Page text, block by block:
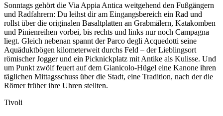
Sonntags gehört die Via Appia Antica weitgehend den Fußgängern
und Radfahrern: Du leihst dir am Eingangsbereich ein Rad und
rollst über die originalen Basaltplatten an Grabmälern, Katakomben
und Pinienreihen vorbei, bis rechts und links nur noch Campagna
liegt. Gleich nebenan spannt der Parco degli Acquedotti seine
Aquäduktbögen kilometerweit durchs Feld – der Lieblingsort
römischer Jogger und ein Picknickplatz mit Antike als Kulisse. Und
um Punkt zwölf feuert auf dem Gianicolo-Hügel eine Kanone ihren
täglichen Mittagsschuss über die Stadt, eine Tradition, nach der die
Römer früher ihre Uhren stellten.
Tivoli